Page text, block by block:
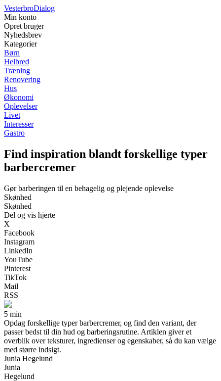
VesterbroDialog
Min konto
Opret bruger
Nyhedsbrev
Kategorier
Børn
Helbred
Træning
Renovering
Hus
Økonomi
Oplevelser
Livet
Interesser
Gastro
Find inspiration blandt forskellige typer
barbercremer
Gør barberingen til en behagelig og plejende oplevelse
Skønhed
Skønhed
Del og vis hjerte
X
Facebook
Instagram
LinkedIn
YouTube
Pinterest
TikTok
Mail
RSS
5 min
Opdag forskellige typer barbercremer, og find den variant, der
passer bedst til din hud og barberingsrutine. Artiklen giver et
overblik over teksturer, ingredienser og egenskaber, så du kan vælge
med større indsigt.
Junia Hegelund
Junia
Hegelund